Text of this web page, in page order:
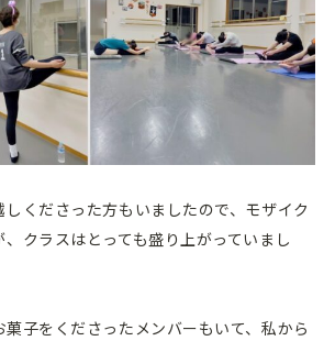
くださった方もいましたので、モザイク
クラスはとっても盛り上がっていまし
菓子をくださったメンバーもいて、私から